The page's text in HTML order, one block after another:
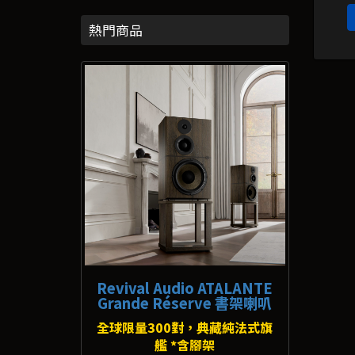
熱門商品
Revival Audio ATALANTE
Grande Réserve 書架喇叭
全球限量300對，典藏純法式旗
艦 *含腳架